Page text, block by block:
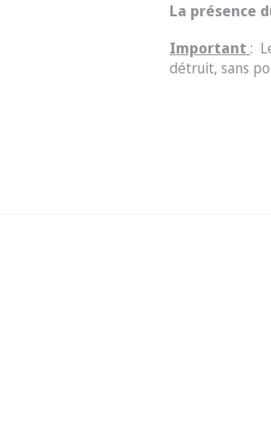
La présence
Important :
détruit, sans